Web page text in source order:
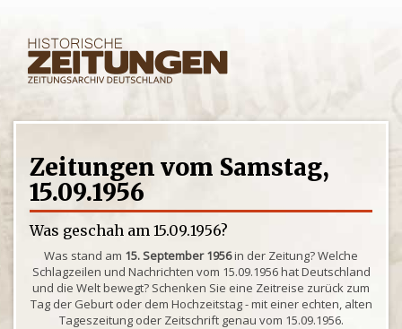
Zeitungen vom Samstag,
15.09.1956
Was geschah am 15.09.1956?
Was stand am 15. September 1956in der Zeitung? Welche
Schlagzeilen und Nachrichten vom 15.09.1956 hat Deutschland
und die Welt bewegt? Schenken Sie eine Zeitreise zurück zum
Tag der Geburt oder dem Hochzeitstag - mit einer echten, alten
Tageszeitung oder Zeitschrift genau vom 15.09.1956.